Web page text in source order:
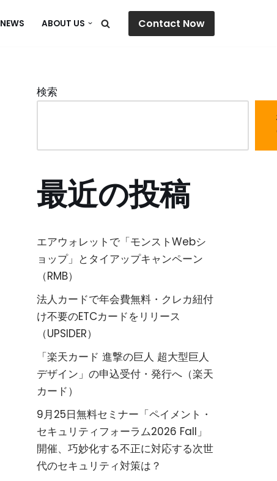
NEWS ABOUT US Contact Now
検索
最近の投稿
エアウォレットで「モンストWebシ
ョップ」とタイアップキャンペーン
（RMB）
法人カードで年会費無料・クレカ紐付
け不要のETCカードをリリース
（UPSIDER）
「楽天カード 進撃の巨人 超大型巨人
デザイン」の申込受付・発行へ（楽天
カード）
9月25日無料セミナー「ペイメント・
セキュリティフォーラム2026 Fall」
開催、巧妙化する不正に対応する次世
代のセキュリティ対策は？